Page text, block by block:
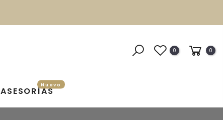
0 0
ASESORÍAS
Nuevo